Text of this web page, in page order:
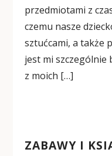
przedmiotami z
czemu nasze
sztućcami, a także
jest mi szczególnie
z moich […]
ZABAWY I